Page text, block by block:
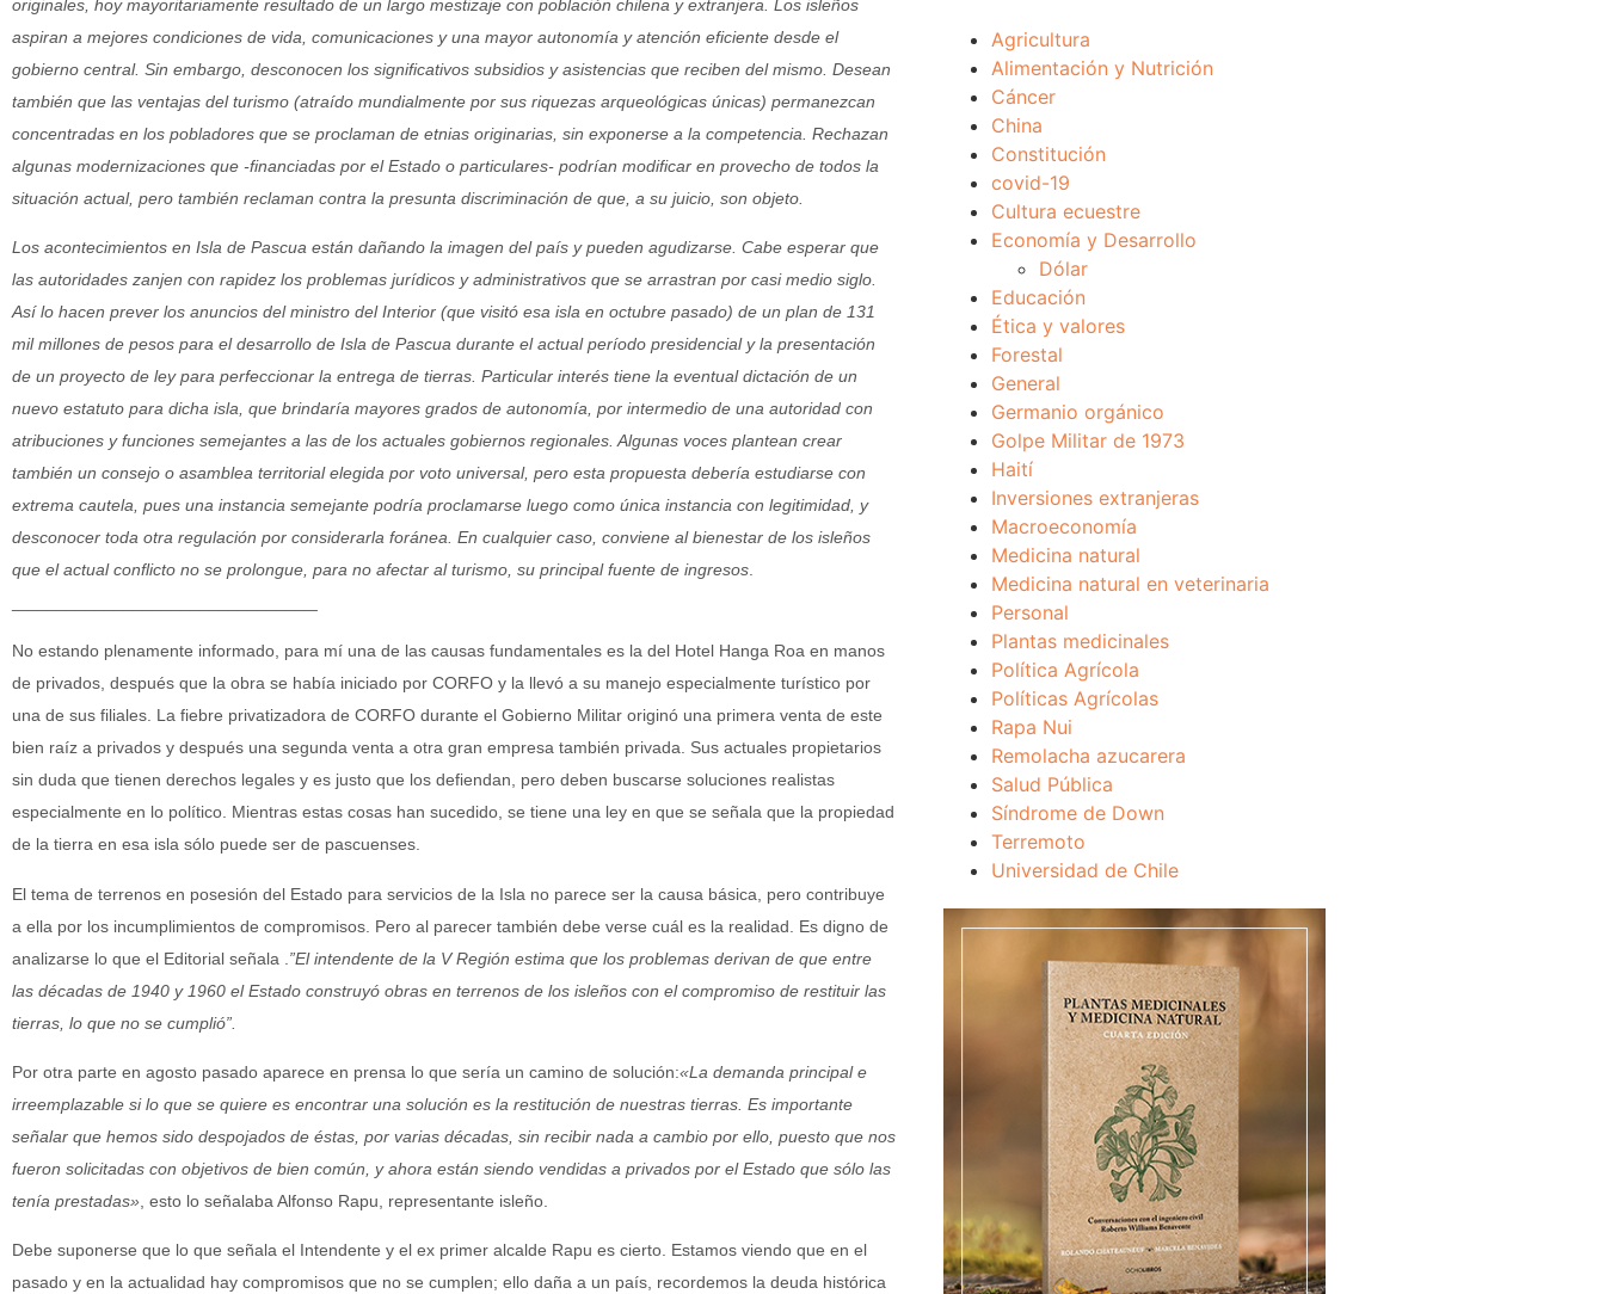
originales, hoy mayoritariamente resultado de un largo mestizaje con población chilena y extranjera. Los isleños
aspiran a mejores condiciones de vida, comunicaciones y una mayor autonomía y atención eficiente desde el
gobierno central. Sin embargo, desconocen los significativos subsidios y asistencias que reciben del mismo. Desean
también que las ventajas del turismo (atraído mundialmente por sus riquezas arqueológicas únicas) permanezcan
concentradas en los pobladores que se proclaman de etnias originarias, sin exponerse a la competencia. Rechazan
algunas modernizaciones que -financiadas por el Estado o particulares- podrían modificar en provecho de todos la
situación actual, pero también reclaman contra la presunta discriminación de que, a su juicio, son objeto.
Los acontecimientos en Isla de Pascua están dañando la imagen del país y pueden agudizarse. Cabe esperar que
las autoridades zanjen con rapidez los problemas jurídicos y administrativos que se arrastran por casi medio siglo.
Así lo hacen prever los anuncios del ministro del Interior (que visitó esa isla en octubre pasado) de un plan de 131
mil millones de pesos para el desarrollo de Isla de Pascua durante el actual período presidencial y la presentación
de un proyecto de ley para perfeccionar la entrega de tierras. Particular interés tiene la eventual dictación de un
nuevo estatuto para dicha isla, que brindaría mayores grados de autonomía, por intermedio de una autoridad con
atribuciones y funciones semejantes a las de los actuales gobiernos regionales. Algunas voces plantean crear
también un consejo o asamblea territorial elegida por voto universal, pero esta propuesta debería estudiarse con
extrema cautela, pues una instancia semejante podría proclamarse luego como única instancia con legitimidad, y
desconocer toda otra regulación por considerarla foránea. En cualquier caso, conviene al bienestar de los isleños
que el actual conflicto no se prolongue, para no afectar al turismo, su principal fuente de ingresos
No estando plenamente informado, para mí una de las causas fundamentales es la del Hotel Hanga Roa en manos
de privados, después que la obra se había iniciado por CORFO y la llevó a su manejo especialmente turístico por
una de sus filiales. La fiebre privatizadora de CORFO durante el Gobierno Militar originó una primera venta de este
bien raíz a privados y después una segunda venta a otra gran empresa también privada. Sus actuales propietarios
sin duda que tienen derechos legales y es justo que los defiendan, pero deben buscarse soluciones realistas
especialmente en lo político. Mientras estas cosas han sucedido, se tiene una ley en que se señala que la propiedad
de la tierra en esa isla sólo puede ser de pascuenses.
El tema de terrenos en posesión del Estado para servicios de la Isla no parece ser la causa básica, pero contribuye
a ella por los incumplimientos de compromisos. Pero al parecer también debe verse cuál es la realidad. Es digno de
analizarse lo que el Editorial señala . ”El intendente de la V Región estima que los problemas derivan de que entre
las décadas de 1940 y 1960 el Estado construyó obras en terrenos de los isleños con el compromiso de restituir las
tierras, lo que no se cumplió”.
Por otra parte en agosto pasado aparece en prensa lo que sería un camino de solución:«La demanda principal e
irreemplazable si lo que se quiere es encontrar una solución es la restitución de nuestras tierras. Es importante
señalar que hemos sido despojados de éstas, por varias décadas, sin recibir nada a cambio por ello, puesto que nos
fueron solicitadas con objetivos de bien común, y ahora están siendo vendidas a privados por el Estado que sólo las
tenía prestadas» , esto lo señalaba Alfonso Rapu, representante isleño.
Debe suponerse que lo que señala el Intendente y el ex primer alcalde Rapu es cierto. Estamos viendo que en el
pasado y en la actualidad hay compromisos que no se cumplen; ello daña a un país, recordemos la deuda histórica
Agricultura
Alimentación y Nutrición
Cáncer
China
Constitución
covid-19
Cultura ecuestre
Economía y Desarrollo
Dólar
Educación
Ética y valores
Forestal
General
Germanio orgánico
Golpe Militar de 1973
Haití
Inversiones extranjeras
Macroeconomía
Medicina natural
Medicina natural en veterinaria
Personal
Plantas medicinales
Política Agrícola
Políticas Agrícolas
Rapa Nui
Remolacha azucarera
Salud Pública
Síndrome de Down
Terremoto
Universidad de Chile